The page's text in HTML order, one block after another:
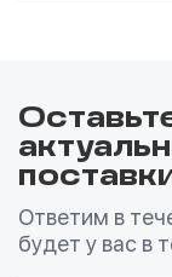
Ответим в
будет у вас в